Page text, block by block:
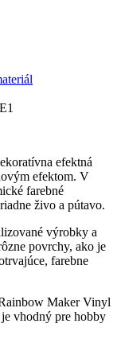
efektná
efektom. V
farebné
živo a pútavo.
výrobky a
povrchy, ako je
farebne
Maker Vinyl
vhodný pre hobby